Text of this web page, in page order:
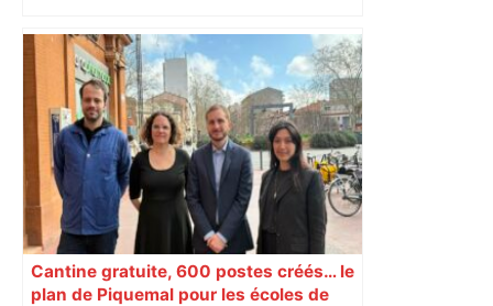
Cantine gratuite, 600 postes créés… le
plan de Piquemal pour les écoles de